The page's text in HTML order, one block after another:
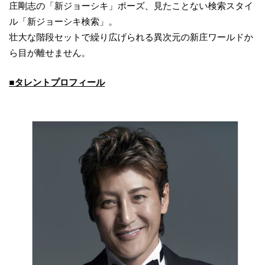
庄剛志の「新ジョーシキ」ポーズ、見たことない検索スタイ
ル「新ジョーシキ検索」。
壮大な階段セットで繰り広げられる異次元の新庄ワールドか
ら目が離せません。
■タレントプロフィール